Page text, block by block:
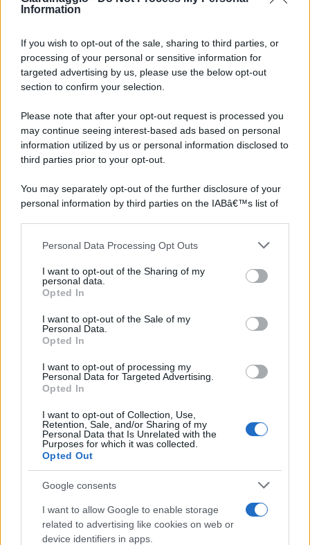
Information
If you wish to opt-out of the sale, sharing to third parties, or
processing of your personal or sensitive information for
targeted advertising by us, please use the below opt-out
section to confirm your selection.
Please note that after your opt-out request is processed you
may continue seeing interest-based ads based on personal
information utilized by us or personal information disclosed to
third parties prior to your opt-out.
You may separately opt-out of the further disclosure of your
personal information by third parties on the IABâ€™s list of
This information may also be disclosed by us to third parties
further disclose it to other third parties.
Please note that this website/app uses one or more Google
services and may gather and store information including but
not limited to your visit or usage behaviour. You may click to
grant or deny consent to Google and its third-party tags to
consent section.
Personal Data Processing Opt Outs
I want to opt-out of the Sharing of my
personal data.
Opted In
I want to opt-out of the Sale of my
Personal Data.
Opted In
I want to opt-out of processing my
Personal Data for Targeted Advertising.
Opted In
I want to opt-out of Collection, Use,
Retention, Sale, and/or Sharing of my
Personal Data that Is Unrelated with the
Purposes for which it was collected.
Opted Out
Google consents
I want to allow Google to enable storage
related to advertising like cookies on web or
device identifiers in apps.